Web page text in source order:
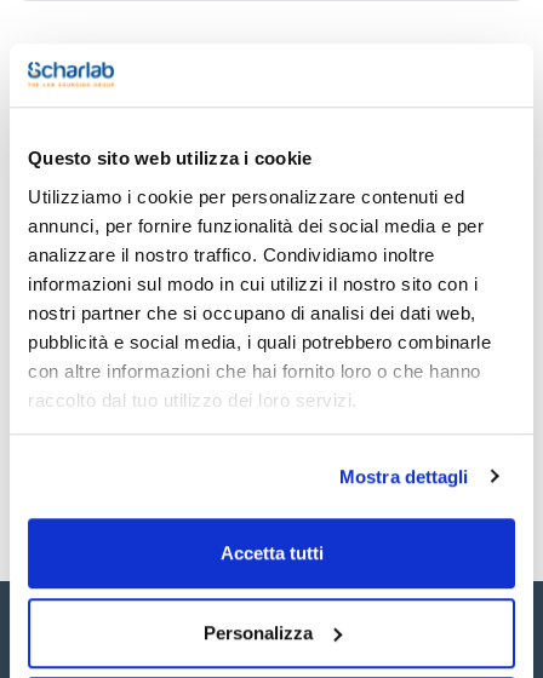
Questo sito web utilizza i cookie
Utilizziamo i cookie per personalizzare contenuti ed
annunci, per fornire funzionalità dei social media e per
analizzare il nostro traffico. Condividiamo inoltre
informazioni sul modo in cui utilizzi il nostro sito con i
nostri partner che si occupano di analisi dei dati web,
pubblicità e social media, i quali potrebbero combinarle
con altre informazioni che hai fornito loro o che hanno
raccolto dal tuo utilizzo dei loro servizi.
Mostra dettagli
Accetta tutti
Personalizza
Stampa pagina prodotto
Caratteristiche
Tolerance (ml) : +/- 10,0
Height (mm) : 439
Pack (u.) : 1
Prodotte secondo le norme ISO 67061981 (E) e BS 5404
Parte 2 1977 con polipropilene speciale ad alta trasparenza.
Sono autoclavabili a 121 °C per 20 minuti e resistenti a 100
°C durante l'uso continuativo, con graduazioni permanenti in
rilievo e assenza totale di menisco.
prodotti alimentari.
Vedi di più
Documentazione tecnica
TDS / Scheda tecnica
Registrati per i download
COA
Registrati per i download
SDS / Scheda di
Sicurezza